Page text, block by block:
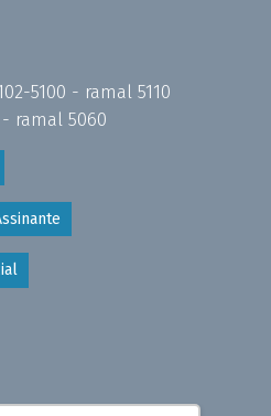
5100 - ramal 5110
- ramal 5060